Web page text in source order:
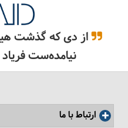
از دی که گذشت هیچ
نیامده‌ست
ارتباط با ما